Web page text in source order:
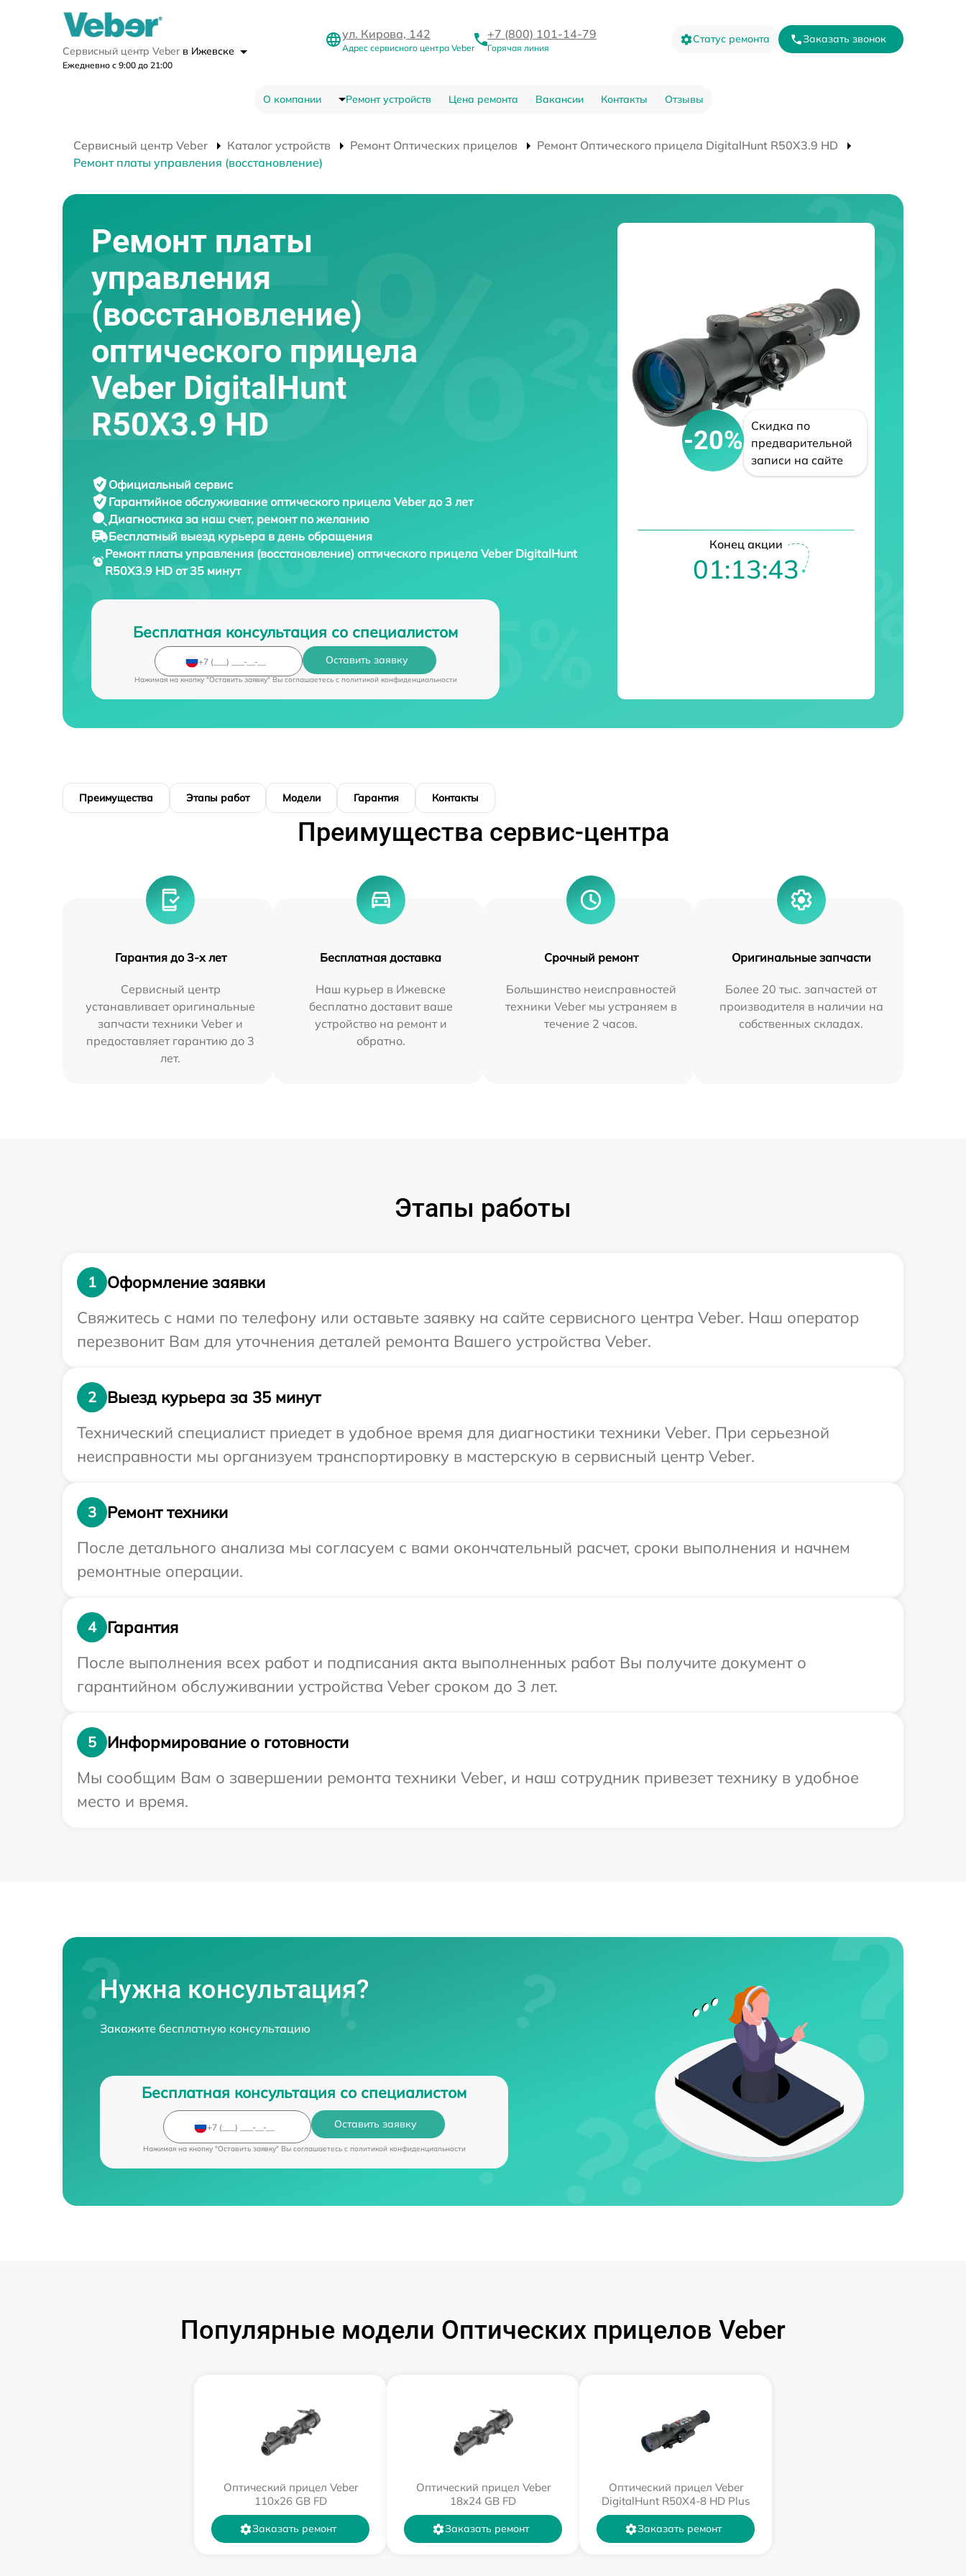
Сервисный центр Veber в Ижевске
Ежедневно с 9:00 до 21:00
ул. Кирова, 142
Адрес сервисного центра Veber
+7 (800) 101-14-79
Горячая линия
Статус ремонта Заказать звонок
О компании Ремонт устройств Цена ремонта Вакансии Контакты Отзывы
Сервисный центр Veber Каталог устройств Ремонт Оптических прицелов
Ремонт Оптического прицела DigitalHunt R50X3.9 HD
Ремонт платы управления (восстановление)
Ремонт платы
управления
(восстановление)
оптического прицела
Veber DigitalHunt
R50X3.9 HD
Официальный сервис
Гарантийное обслуживание оптического прицела Veber до 3 лет
Диагностика за наш счет, ремонт по желанию
Бесплатный выезд курьера в день обращения
Ремонт платы управления (восстановление) оптического прицелаVeber DigitalHunt
R50X3.9 HD от 35 минут
Бесплатная консультация со специалистом
Оставить заявку
Нажимая на кнопку "Оставить заявку" Вы соглашаетесь c политикой конфиденциальности
-20%
Скидка по
предварительной
записи на сайте
Конец акции
01:13:42
Преимущества Этапы работ Модели Гарантия Контакты
Преимущества сервис-центра
Гарантия до 3-х лет
Сервисный центр
устанавливает оригинальные
запчасти техники Veber и
предоставляет гарантию до 3
лет.
Бесплатная доставка
Наш курьер в Ижевске
бесплатно доставит ваше
устройство на ремонт и
обратно.
Срочный ремонт
Большинство неисправностей
техники Veber мы устраняем в
течение 2 часов.
Оригинальные запчасти
Более 20 тыс. запчастей от
производителя в наличии на
собственных складах.
Этапы работы
1
Оформление заявки
Свяжитесь с нами по телефону или оставьте заявку на сайте сервисного центра Veber. Наш оператор
перезвонит Вам для уточнения деталей ремонта Вашего устройства Veber.
2
Выезд курьера за 35 минут
Технический специалист приедет в удобное время для диагностики техники Veber. При серьезной
неисправности мы организуем транспортировку в мастерскую в сервисный центр Veber.
3
Ремонт техники
После детального анализа мы согласуем с вами окончательный расчет, сроки выполнения и начнем
ремонтные операции.
4
Гарантия
После выполнения всех работ и подписания акта выполненных работ Вы получите документ о
гарантийном обслуживании устройства Veber сроком до 3 лет.
5
Информирование о готовности
Мы сообщим Вам о завершении ремонта техники Veber, и наш сотрудник привезет технику в удобное
место и время.
Нужна консультация?
Закажите бесплатную консультацию
Бесплатная консультация со специалистом
Оставить заявку
Нажимая на кнопку "Оставить заявку" Вы соглашаетесь c политикой конфиденциальности
Популярные модели Оптических прицелов Veber
Оптический прицел Veber
110х26 GB FD
Заказать ремонт
Оптический прицел Veber
18x24 GB FD
Заказать ремонт
Оптический прицел Veber
DigitalHunt R50X4-8 HD Plus
Заказать ремонт